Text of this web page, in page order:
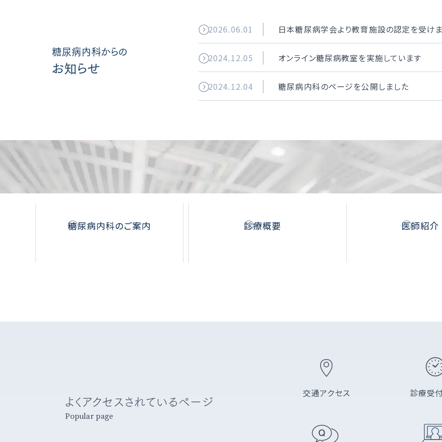
糖尿病内科からの
お知らせ
2026.06.01 日本糖尿病学会より教育施設の認定を受け
2024.12.05 オンライン糖尿病教室を実施しています
2024.12.04 糖尿病内科のページを公開しました
糖尿病内科のご案内 診療概要 医師紹介
よくアクセスされているページ
Popular page
交通アクセス 診療受